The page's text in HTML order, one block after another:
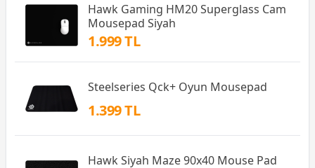
Hawk Gaming HM20 Superglass Cam
Mousepad Siyah
1.999 TL
Steelseries Qck+ Oyun Mousepad
1.399 TL
Hawk Siyah Maze 90x40 Mouse Pad